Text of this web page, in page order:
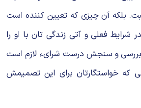
بلکه آن چیزی که تعیین کننده است
فعلی و آتی زندگی تان با او را
بررسی و سنجش درست شرایء لازم است
که خواستگارتان برای این تصمیمش